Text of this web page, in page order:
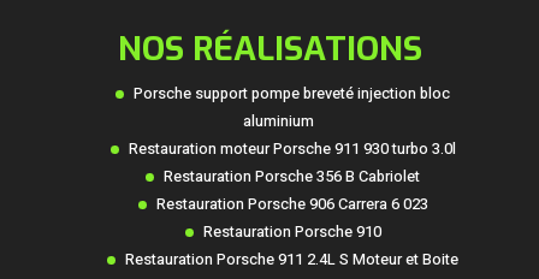
NOS RÉALISATIONS
Porsche support pompe breveté injection bloc
aluminium
Restauration moteur Porsche 911 930 turbo 3.0l
Restauration Porsche 356 B Cabriolet
Restauration Porsche 906 Carrera 6 023
Restauration Porsche 910
Restauration Porsche 911 2.4L S Moteur et Boite